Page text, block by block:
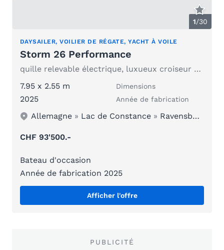
1/30
DAYSAILER, VOILIER DE RÉGATE, YACHT À VOILE
Storm 26 Performance
quille relevable électrique, luxueux croiseur de performance remorquable
7.95 x 2.55 m
Dimensions
2025 Année de fabrication
Allemagne » Lac de Constance » Ravensburg
CHF 93'500.-
Bateau d'occasion
Année de fabrication 2025
Afficher l'offre
PUBLICITÉ